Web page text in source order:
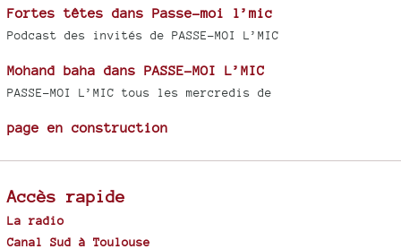
Fortes têtes dans Passe-moi l’mic
Podcast des invités de PASSE-MOI L’MIC
Mohand baha dans PASSE-MOI L’MIC
PASSE-MOI L’MIC tous les mercredis de
page en construction
Accès rapide
La radio
Canal Sud à Toulouse